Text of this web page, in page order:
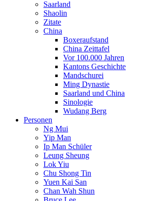
Saarland
Shaolin
Zitate
China
Boxeraufstand
China Zeittafel
Vor 100.000 Jahren
Kantons Geschichte
Mandschurei
Ming Dynastie
Saarland und China
Sinologie
Wudang Berg
Personen
Ng Mui
Yip Man
Ip Man Schüler
Leung Sheung
Lok Yiu
Chu Shong Tin
Yuen Kai San
Chan Wah Shun